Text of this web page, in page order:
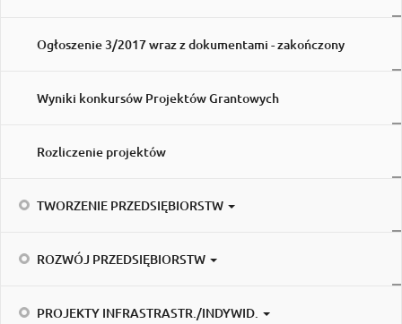
Ogłoszenie 3/2017 wraz z dokumentami - zakończony
Wyniki konkursów Projektów Grantowych
Rozliczenie projektów
TWORZENIE PRZEDSIĘBIORSTW
ROZWÓJ PRZEDSIĘBIORSTW
PROJEKTY INFRASTRASTR./INDYWID.